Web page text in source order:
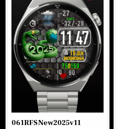
061RFSNew2025v11